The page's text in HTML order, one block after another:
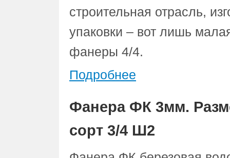
строительная отрасль,
упаковки – вот лишь
фанеры 4/4.
Подробнее
Фанера ФК 3мм.
сорт 3/4 Ш2